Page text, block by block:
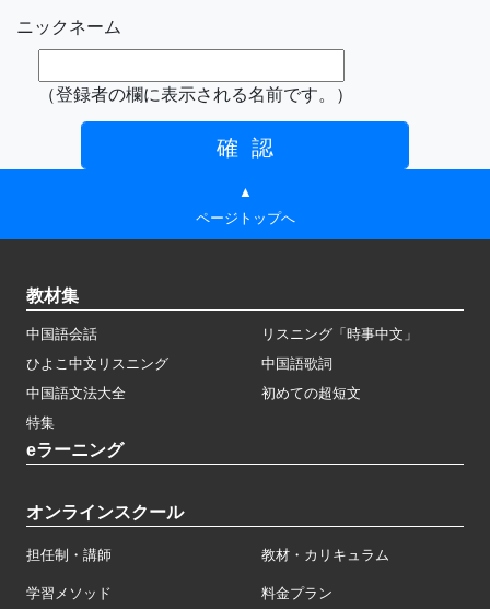
ニックネーム
（登録者の欄に表示される名前です。）
▲
ページトップへ
教材集
中国語会話
リスニング「時事中文」
ひよこ中文リスニング
中国語歌詞
中国語文法大全
初めての超短文
特集
eラーニング
オンラインスクール
担任制・講師 教材・カリキュラム
学習メソッド 料金プラン